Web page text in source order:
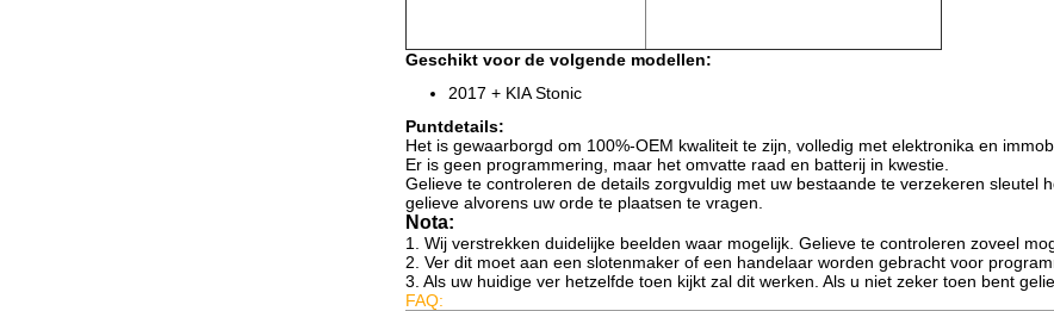
Geschikt voor de volgende modellen:
2017 + KIA Stonic
Puntdetails:
Het is gewaarborgd om 100%-OEM kwaliteit te zijn, volledig met elektronika en
Er is geen programmering, maar het omvatte raad en batterij in kwestie.
Gelieve te controleren de details zorgvuldig met uw bestaande te verzekeren sleutel
gelieve alvorens uw orde te plaatsen te vragen.
Nota:
1. Wij verstrekken duidelijke beelden waar mogelijk. Gelieve te controleren zoveel
2. Ver dit moet aan een slotenmaker of een handelaar worden gebracht voor
3. Als uw huidige ver hetzelfde toen kijkt zal dit werken. Als u niet zeker toen bent
FAQ: